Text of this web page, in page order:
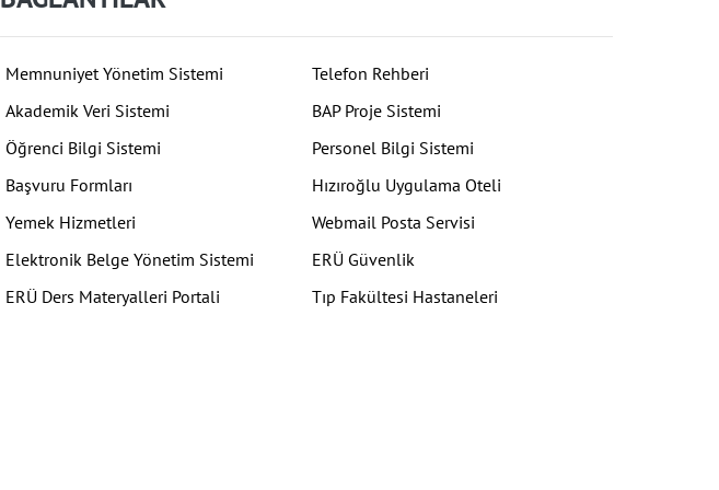
Memnuniyet Yönetim Sistemi
Telefon Rehberi
Akademik Veri Sistemi
BAP Proje Sistemi
Öğrenci Bilgi Sistemi
Personel Bilgi Sistemi
Başvuru Formları
Hızıroğlu Uygulama Oteli
Yemek Hizmetleri
Webmail Posta Servisi
Elektronik Belge Yönetim Sistemi
ERÜ Güvenlik
ERÜ Ders Materyalleri Portali
Tıp Fakültesi Hastaneleri